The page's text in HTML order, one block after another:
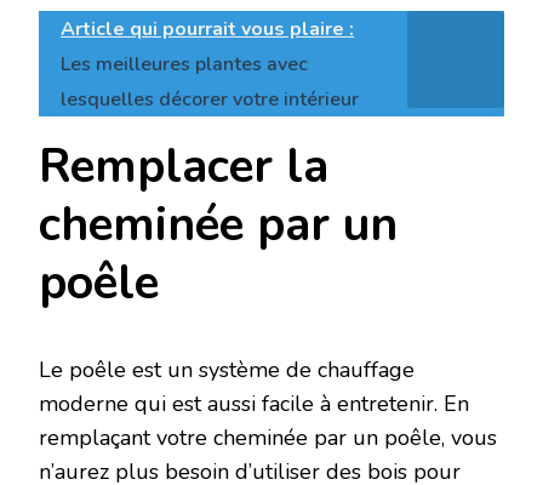
Article qui pourrait vous plaire :
Les meilleures plantes avec
lesquelles décorer votre intérieur
Remplacer la
cheminée par un
poêle
Le poêle est un système de chauffage
moderne qui est aussi facile à entretenir. En
remplaçant votre cheminée par un poêle, vous
n’aurez plus besoin d’utiliser des bois pour